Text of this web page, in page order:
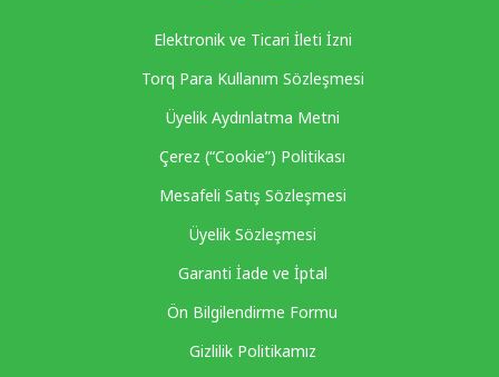
Elektronik ve Ticari İleti İzni
Torq Para Kullanım Sözleşmesi
Üyelik Aydınlatma Metni
Çerez (“Cookie”) Politikası
Mesafeli Satış Sözleşmesi
Üyelik Sözleşmesi
Garanti İade ve İptal
Ön Bilgilendirme Formu
Gizlilik Politikamız